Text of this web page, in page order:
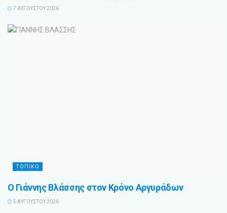
7 ΑΥΓΟΎΣΤΟΥ 2026
ΤΟΠΙΚΟ
Ο Γιάννης Βλάσσης στον Κρόνο Αργυράδων
5 ΑΥΓΟΎΣΤΟΥ 2026